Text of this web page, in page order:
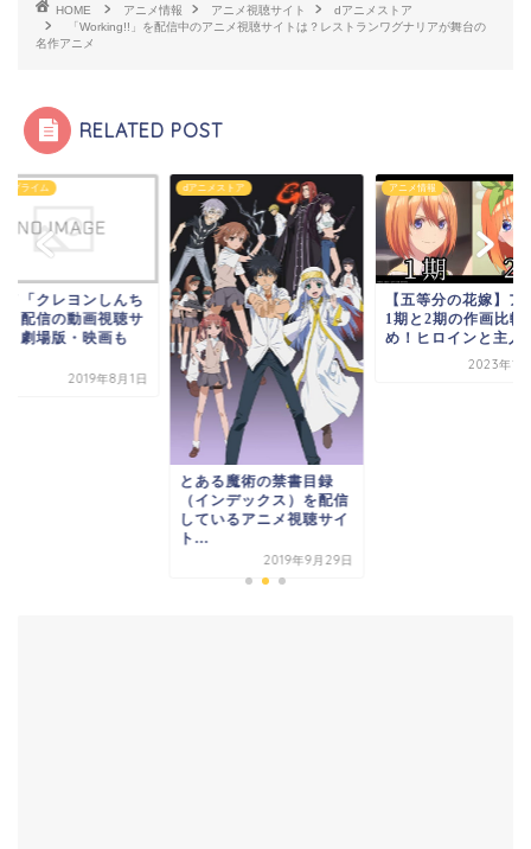
HOME アニメ情報 アニメ視聴サイト
dアニメストア
「Working!!」を配信中のアニメ視聴サイトは？レストランワグナリアが舞台の
名作アニメ
RELATED POST
プライム
メ「クレヨンしんち
」配信の動画視聴サ
｜劇場版・映画も
2019年8月1日
dアニメストア
とある魔術の禁書目録
（インデックス）を配信
しているアニメ視聴サイ
ト...
2019年9月29日
アニメ情報
【五等分の花嫁】ア
1期と2期の作画比較
め！ヒロインと主人
2023年1